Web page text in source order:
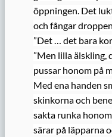
öppningen. Det
och fångar
”Det … det bara
”Men lilla älskling,
pussar honom på
Med ena handen
skinkorna och
sakta runka
särar på läpparna